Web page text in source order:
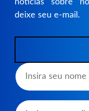
notícias sobre
deixe seu e-mail.